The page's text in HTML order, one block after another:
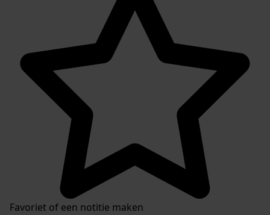
Favoriet of een notitie maken